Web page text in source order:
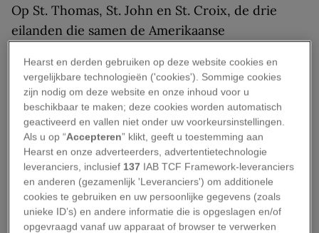
Op St. Thomas, St. John en St. Croix, de drie
eilanden die samen de Amerikaanse
feest gevierd. Ze vieren er namelijk de
honderdste verjaardag van ‘Transfer Day’, de dag
waarop Denemarken de eilanden aan de
Verenigde Staten verkocht voor 25 miljoen
dollar.
Wij krijgen allemaal een uitnodiging van de
Amerikaanse Maagdeneilanden om mee te
vieren. Ze hebben een koninklijke ontvangst
Hearst en derden gebruiken op deze website cookies en
vergelijkbare technologieën ('cookies'). Sommige cookies
zijn nodig om deze website en onze inhoud voor u
beschikbaar te maken; deze cookies worden automatisch
geactiveerd en vallen niet onder uw voorkeursinstellingen.
Als u op “Accepteren” klikt, geeft u toestemming aan
Hearst en onze adverteerders, advertentietechnologie
leveranciers, inclusief 137 IAB TCF Framework-leveranciers
en anderen (gezamenlijk 'Leveranciers') om additionele
cookies te gebruiken en uw persoonlijke gegevens (zoals
unieke ID’s) en andere informatie die is opgeslagen en/of
opgevraagd vanaf uw apparaat of browser te verwerken